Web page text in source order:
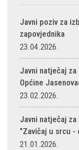
Javni poziv za
zapovjednika
23.04.2026.
Javni natječaj
Općine
23.02.2026.
Javni natječaj
"Zavičaj u srcu
21.01.2026.